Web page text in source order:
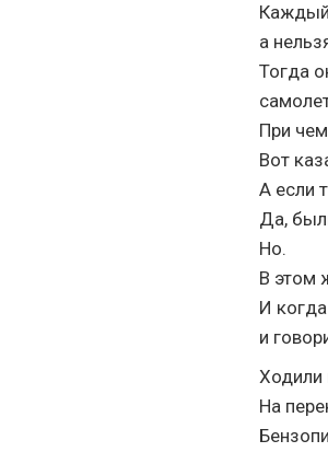
Каждый
а
Тогда
При
Вот
А если
Да,
Но.
В этом
И
и
Ходили
На